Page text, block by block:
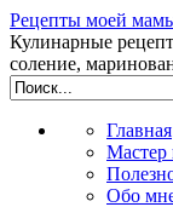
Рецепты моей
Кулинарные
соление,
Главная
Мастер
Обо